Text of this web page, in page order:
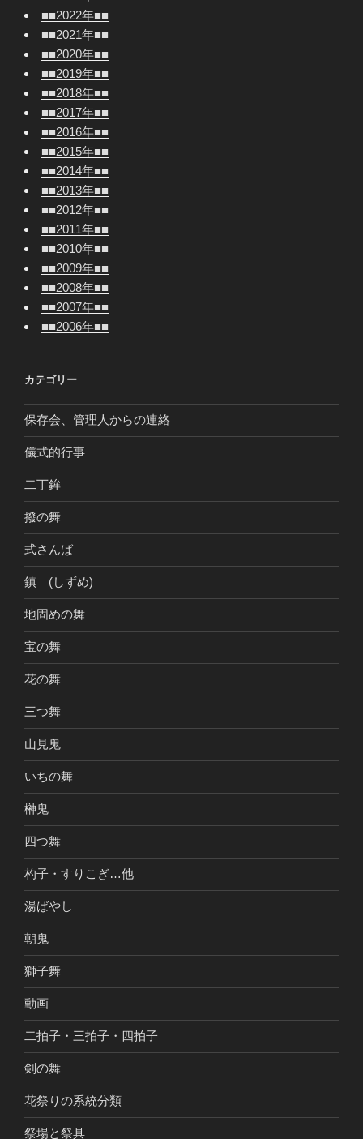
■■2022年■■
■■2021年■■
■■2020年■■
■■2019年■■
■■2018年■■
■■2017年■■
■■2016年■■
■■2015年■■
■■2014年■■
■■2013年■■
■■2012年■■
■■2011年■■
■■2010年■■
■■2009年■■
■■2008年■■
■■2007年■■
■■2006年■■
カテゴリー
保存会、管理人からの連絡
儀式的行事
二丁鉾
撥の舞
式さんば
鎮 (しずめ)
地固めの舞
宝の舞
花の舞
三つ舞
山見鬼
いちの舞
榊鬼
四つ舞
杓子・すりこぎ…他
湯ばやし
朝鬼
獅子舞
動画
二拍子・三拍子・四拍子
剣の舞
花祭りの系統分類
祭場と祭具